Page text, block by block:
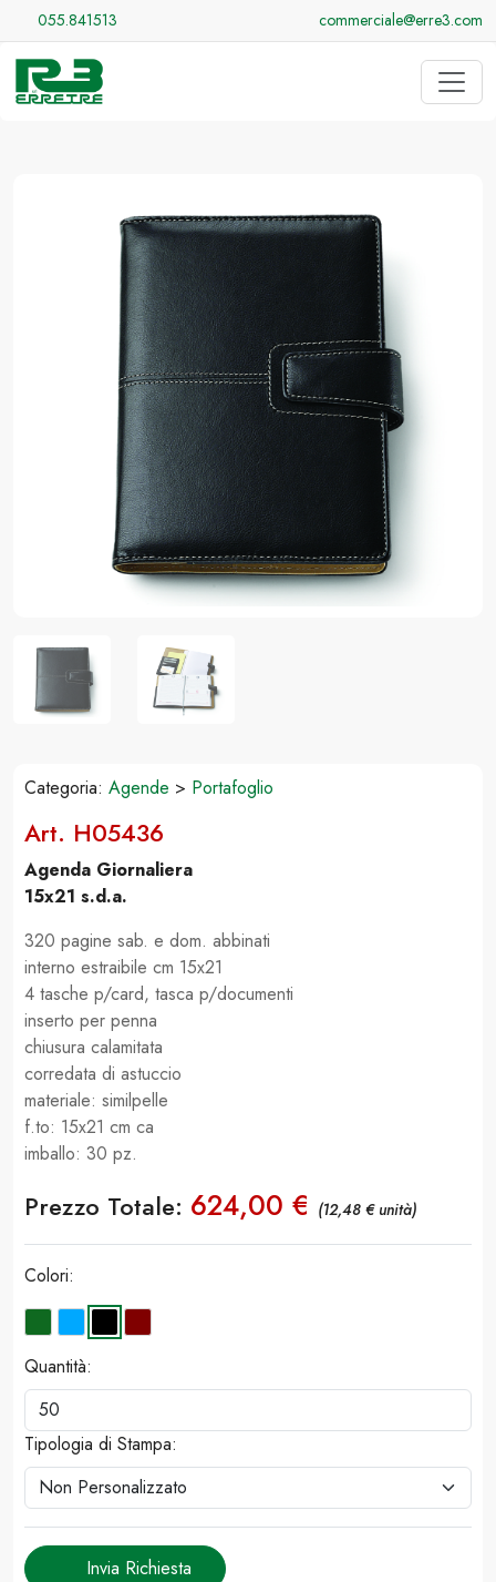
055.841513 commerciale@erre3.com
Categoria: Agende > Portafoglio
Art. H05436
Agenda Giornaliera
15x21 s.d.a.
320 pagine sab. e dom. abbinati
interno estraibile cm 15x21
4 tasche p/card, tasca p/documenti
inserto per penna
chiusura calamitata
corredata di astuccio
materiale: similpelle
f.to: 15x21 cm ca
imballo: 30 pz.
Prezzo Totale: 624,00 € (12,48 € unità)
Colori:
Quantità:
Tipologia di Stampa:
Invia Richiesta